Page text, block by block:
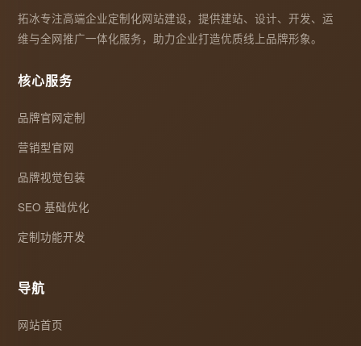
拓冰专注高端企业定制化网站建设，提供建站、设计、开发、运
维与全网推广一体化服务，助力企业打造优质线上品牌形象。
核心服务
品牌官网定制
营销型官网
品牌视觉包装
SEO 基础优化
定制功能开发
导航
网站首页